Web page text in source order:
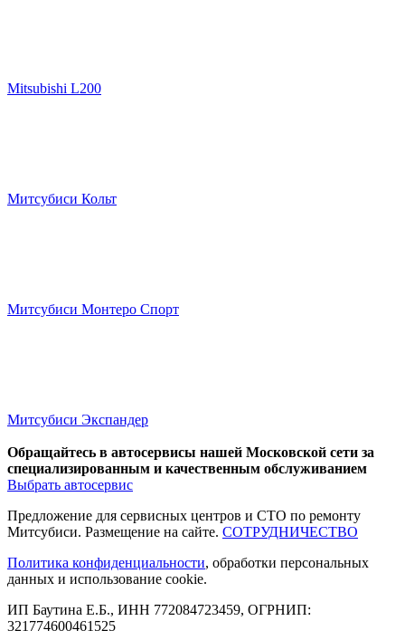
Mitsubishi L200
Митсубиси Кольт
Митсубиси Монтеро Спорт
Митсубиси Экспандер
Обращайтесь в автосервисы нашей Московской сети за
специализированным и качественным обслуживанием
Выбрать автосервис
Предложение для сервисных центров и СТО по ремонту
Митсубиси. Размещение на сайте. СОТРУДНИЧЕСТВО
Политика конфиденциальности, обработки персональных
данных и использование cookie.
ИП Баутина Е.Б., ИНН 772084723459, ОГРНИП:
321774600461525